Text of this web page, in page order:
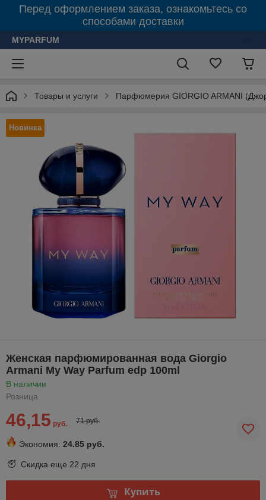
Перед оформлением заказа, ознакомьтесь со
способами доставки
MYPARFUM
Товары и услуги Парфюмерия GIORGIO ARMANI
Новинка
Женская парфюмированная вода Giorgio
Armani My Way Parfum edp 100ml
В наличии
Розница
46,15 руб. 71 руб.
Экономия: 24.85 руб.
Скидка еще 22 дня
Купить